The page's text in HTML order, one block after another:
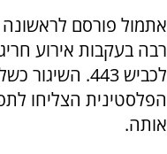
אתמול פורסם
רבה בעקבות אירוע
לכביש 443.
הפלסטינית הצליחו
אותה.